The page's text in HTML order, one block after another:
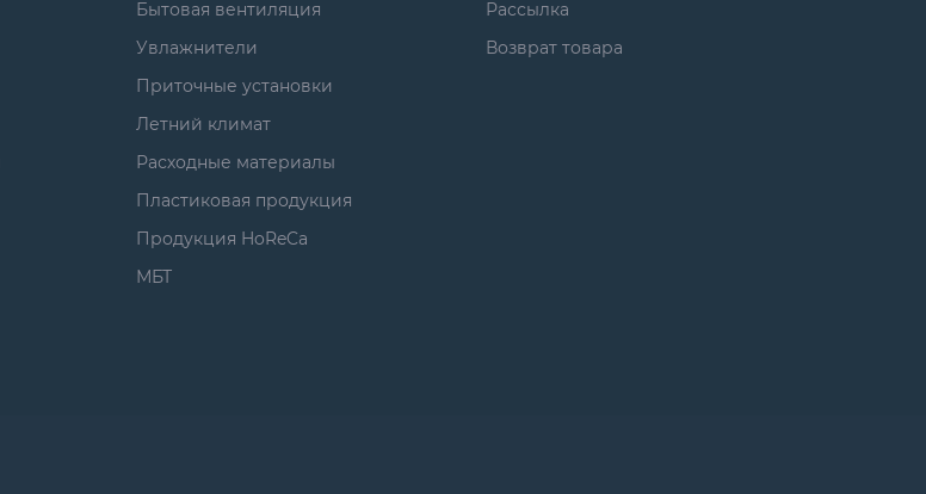
Бытовая вентиляция
Увлажнители
Приточные установки
Летний климат
Расходные материалы
Пластиковая продукция
Продукция HoReCa
МБТ
Рассылка
Возврат товара